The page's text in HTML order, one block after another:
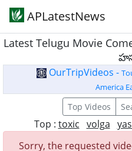
APLatestNews
Latest Telugu Movie
OurTripVideos -
America
Top Videos
Top : toxic volga
Sorry, the requested